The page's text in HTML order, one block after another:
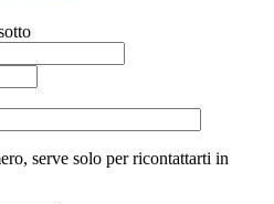
serve solo per ricontattarti in